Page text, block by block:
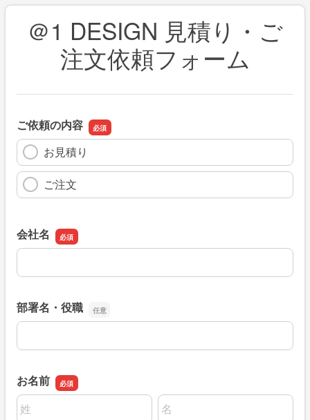
＠1 DESIGN 見積り・ご
注文依頼フォーム
ご依頼の内容
お見積り
ご注文
会社名
会社名
部署名・役職
部署名・役職
お名前
名前の姓
名前の名